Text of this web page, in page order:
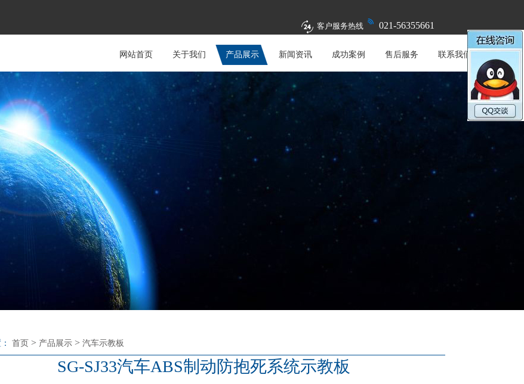
客户服务热线 021-56355661
网站首页 关于我们 产品展示 新闻资讯 成功案例 售后服务 联系我们
首页 > 产品展示 > 汽车示教板
SG-SJ33汽车ABS制动防抱死系统示教板